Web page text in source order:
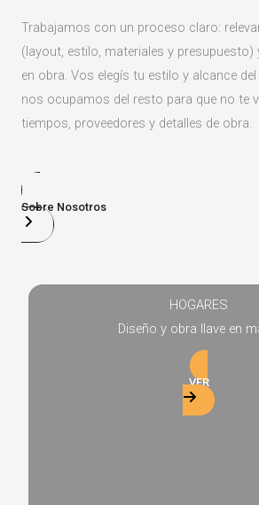
Trabajamos con un proceso claro:
(layout, estilo, materiales y
en obra. Vos elegís tu estilo y alcance
nos ocupamos del resto para que no te
tiempos, proveedores y detalles de obra.
Sobre Nosotros
HOGARES
Diseño y obra llave en
VER